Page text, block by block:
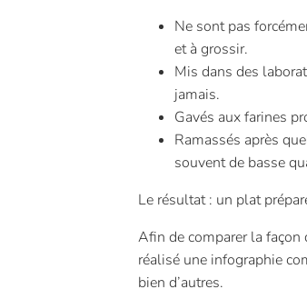
Ne sont pas
et à grossir.
Mis dans des
jamais.
Gavés aux farines
Ramassés après
souvent de basse
Le résultat : un plat
Afin de comparer la façon
réalisé une infographie
bien d’autres.